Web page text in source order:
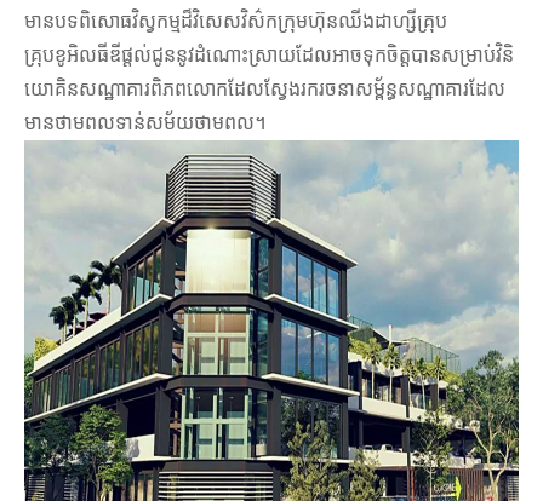
មានបទពិសោធវិស្វកម្មដ៏វិសេសវិស៌កក្រុមហ៊ុនឈីងដាហ្សីគ្រុប
គ្រុបខូអិលធីឌីផ្តល់ជូននូវដំណោះស្រាយដែលអាចទុកចិត្តបានសម្រាប់វិនិ
យោគិនសណ្ឋាគារពិភពលោកដែលស្វែងរករចនាសម្ព័ន្ធសណ្ឋាគារដែល
មានថាមពលទាន់សម័យថាមពល។